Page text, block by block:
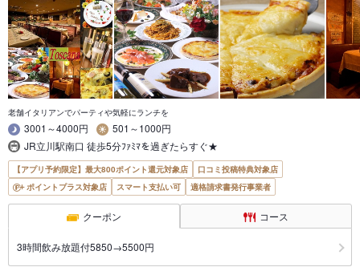
老舗イタリアンでパーティや気軽にランチを
3001～4000円
501～1000円
JR立川駅南口 徒歩5分ﾌｧﾐﾏを過ぎたらすぐ★
【アプリ予約限定】最大800ポイント還元対象店
口コミ投稿特典対象店
ポイントプラス対象店
スマート支払い可 適格請求書発行事業者
クーポン コース
3時間飲み放題付5850→5500円